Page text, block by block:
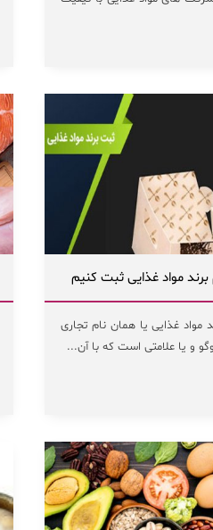
برند مواد غذایی ثبت کنیم
مواد غذایی یا همان نام تجاری
و یا علامتی است که با آن...